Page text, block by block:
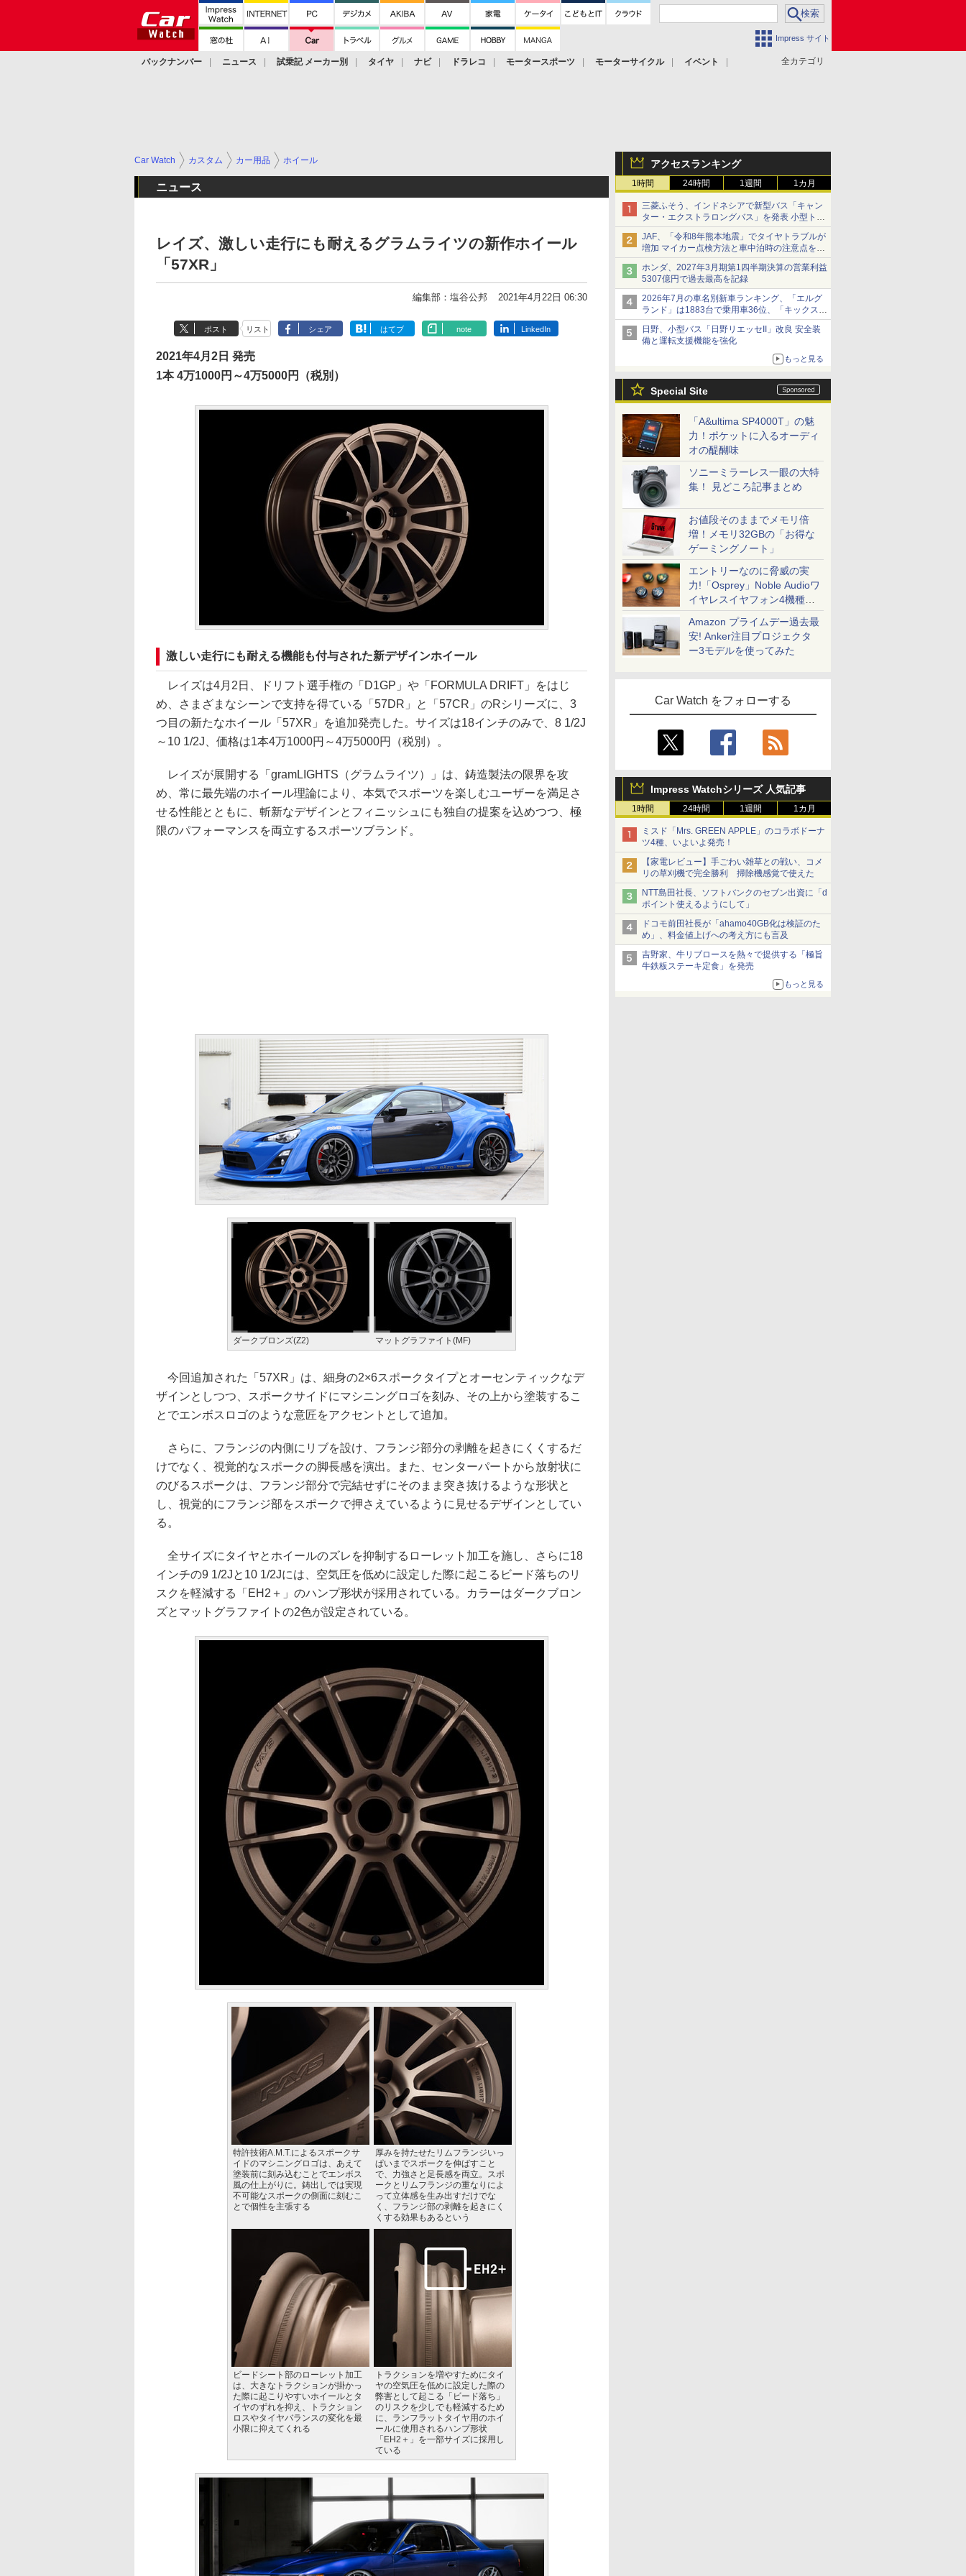
Impress サイト
全カテゴリ
バックナンバー ニュース 試乗記 メーカー別 タイヤ ナビ ドラレコ モータースポーツ モーターサイクル
イベント
アクセスランキング
1時間 24時間 1週間 1カ月
三菱ふそう、インドネシアで新型バス「キャン
ター・エクストラロングバス」を発表 小型トラ
ックベースの観光・旅客輸送向けバス
JAF、「令和8年熊本地震」でタイヤトラブルが
増加 マイカー点検方法と車中泊時の注意点を呼
びかけ
ホンダ、2027年3月期第1四半期決算の営業利益
5307億円で過去最高を記録
2026年7月の車名別新車ランキング、「エルグ
ランド」は1883台で乗用車36位、「キックス」
は2591台で27位に
日野、小型バス「日野リエッセII」改良 安全装
備と運転支援機能を強化
もっと見る
Special Site
「A&ultima SP4000T」の魅
力！ポケットに入るオーディ
オの醍醐味
ソニーミラーレス一眼の大特
集！ 見どころ記事まとめ
お値段そのままでメモリ倍
増！メモリ32GBの「お得な
ゲーミングノート」
エントリーなのに脅威の実
力!「Osprey」Noble Audioワ
イヤレスイヤフォン4機種を
一気に聴く
Amazon プライムデー過去最
安! Anker注目プロジェクタ
ー3モデルを使ってみた
Car Watch をフォローする
Impress Watchシリーズ 人気記事
1時間 24時間 1週間 1カ月
ミスド「Mrs. GREEN APPLE」のコラボドーナ
ツ4種、いよいよ発売！
【家電レビュー】手ごわい雑草との戦い、コメ
リの草刈機で完全勝利 掃除機感覚で使えた
NTT島田社長、ソフトバンクのセブン出資に「d
ポイント使えるようにして」
ドコモ前田社長が「ahamo40GB化は検証のた
め」、料金値上げへの考え方にも言及
吉野家、牛リブロースを熱々で提供する「極旨
牛鉄板ステーキ定食」を発売
もっと見る
Car Watch カスタム カー用品 ホイール
ニュース
レイズ、激しい走行にも耐えるグラムライツの新作ホイール
「57XR」
編集部：塩谷公邦 2021年4月22日 06:30
ポスト リスト シェア はてブ note LinkedIn
2021年4月2日 発売
1本 4万1000円～4万5000円（税別）
激しい走行にも耐える機能も付与された新デザインホイール
レイズは4月2日、ドリフト選手権の「D1GP」や「FORMULA DRIFT」をはじ
め、さまざまなシーンで支持を得ている「57DR」と「57CR」のRシリーズに、3
つ目の新たなホイール「57XR」を追加発売した。サイズは18インチのみで、8 1/2J
～10 1/2J、価格は1本4万1000円～4万5000円（税別）。
レイズが展開する「gramLIGHTS（グラムライツ）」は、鋳造製法の限界を攻
め、常に最先端のホイール理論により、本気でスポーツを楽しむユーザーを満足さ
せる性能とともに、斬新なデザインとフィニッシュにも独自の提案を込めつつ、極
限のパフォーマンスを両立するスポーツブランド。
ダークブロンズ(Z2) マットグラファイト(MF)
今回追加された「57XR」は、細身の2×6スポークタイプとオーセンティックなデ
ザインとしつつ、スポークサイドにマシニングロゴを刻み、その上から塗装するこ
とでエンボスロゴのような意匠をアクセントとして追加。
さらに、フランジの内側にリブを設け、フランジ部分の剥離を起きにくくするだ
けでなく、視覚的なスポークの脚長感を演出。また、センターパートから放射状に
のびるスポークは、フランジ部分で完結せずにそのまま突き抜けるような形状と
し、視覚的にフランジ部をスポークで押さえているように見せるデザインとしてい
る。
全サイズにタイヤとホイールのズレを抑制するローレット加工を施し、さらに18
インチの9 1/2Jと10 1/2Jには、空気圧を低めに設定した際に起こるビード落ちのリ
スクを軽減する「EH2＋」のハンプ形状が採用されている。カラーはダークブロン
ズとマットグラファイトの2色が設定されている。
特許技術A.M.T.によるスポークサ
イドのマシニングロゴは、あえて
塗装前に刻み込むことでエンボス
風の仕上がりに。鋳出しでは実現
不可能なスポークの側面に刻むこ
とで個性を主張する
厚みを持たせたリムフランジいっ
ぱいまでスポークを伸ばすこと
で、力強さと足長感を両立。スポ
ークとリムフランジの重なりによ
って立体感を生み出すだけでな
く、フランジ部の剥離を起きにく
くする効果もあるという
ビードシート部のローレット加工
は、大きなトラクションが掛かっ
た際に起こりやすいホイールとタ
イヤのずれを抑え、トラクション
ロスやタイヤバランスの変化を最
小限に抑えてくれる
トラクションを増やすためにタイ
ヤの空気圧を低めに設定した際の
弊害として起こる「ビード落ち」
のリスクを少しでも軽減するため
に、ランフラットタイヤ用のホイ
ールに使用されるハンプ形状
「EH2＋」を一部サイズに採用し
ている